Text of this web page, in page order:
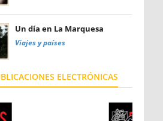
Un día en La Marquesa
Viajes y países
ELECTRÓNICAS